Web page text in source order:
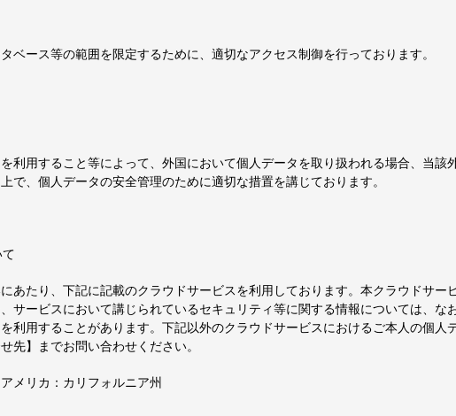
ベース等の範囲を限定するために、適切なアクセス制御を行っております。
利用すること等によって、外国において個人データを取り扱われる場合、当該
で、個人データの安全管理のために適切な措置を講じております。
あたり、下記に記載のクラウドサービスを利用しております。本クラウドサー
サービスにおいて講じられているセキュリティ等に関する情報については、な
利用することがあります。下記以外のクラウドサービスにおけるご本人の個人
先】までお問い合わせください。
メリカ：カリフォルニア州